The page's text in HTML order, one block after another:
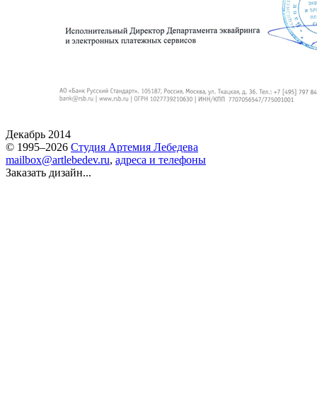
Декабрь 2014
© 1995–2026 Студия Артемия Лебедева
mailbox@artlebedev.ru, адреса и телефоны
Заказать дизайн...